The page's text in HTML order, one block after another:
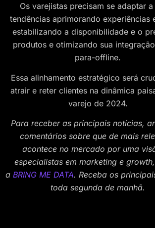
Os varejistas precisam se adaptar a
tendências aprimorando experiências
estabilizando a disponibilidade e o
produtos e otimizando sua
para-offline.
Essa alinhamento estratégico será
atrair e reter clientes na dinâmica
varejo de 2024.
Para receber as principais notícias,
comentários sobre que de mais
acontece no mercado por uma
especialistas em marketing e
a BRING ME DATA. Receba os
toda segunda de manhã.